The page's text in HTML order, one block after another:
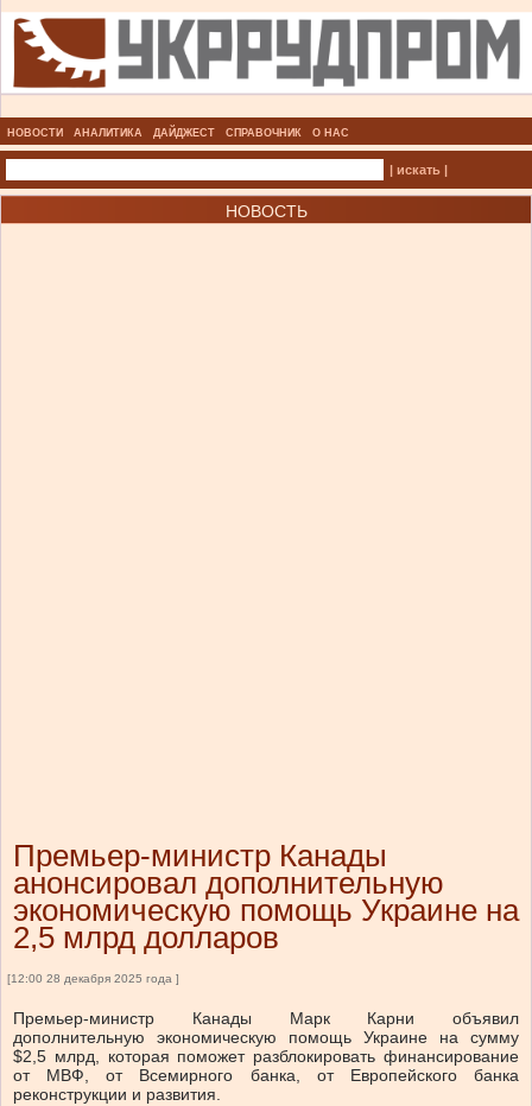
НОВОСТИ АНАЛИТИКА ДАЙДЖЕСТ СПРАВОЧНИК О НАС
| искать |
НОВОСТЬ
Премьер-министр Канады
анонсировал дополнительную
экономическую помощь Украине на
2,5 млрд долларов
[12:00 28 декабря 2025 года ]
Премьер-министр Канады Марк Карни объявил
дополнительную экономическую помощь Украине на сумму
$2,5 млрд, которая поможет разблокировать финансирование
от МВФ, от Всемирного банка, от Европейского банка
реконструкции и развития.